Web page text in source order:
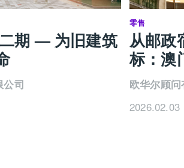
期 — 为旧建筑
公司
零售
从邮政
标：澳
欧华尔顾
2026.02.03